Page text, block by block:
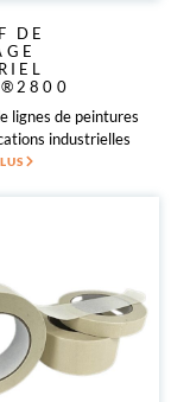
DE
lignes de peintures
industrielles